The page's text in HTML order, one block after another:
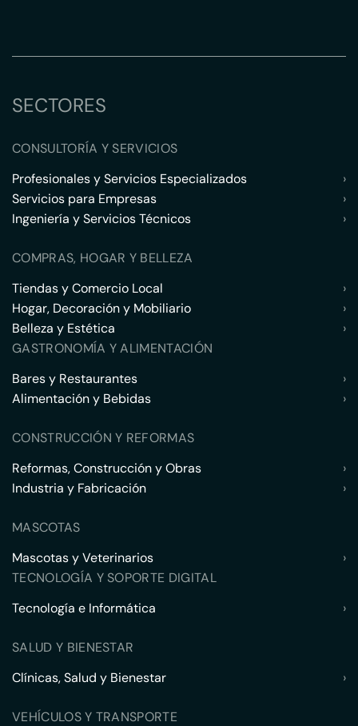
SECTORES
CONSULTORÍA Y SERVICIOS
Profesionales y Servicios Especializados
›
Servicios para Empresas
›
Ingeniería y Servicios Técnicos
›
COMPRAS, HOGAR Y BELLEZA
Tiendas y Comercio Local
›
Hogar, Decoración y Mobiliario
›
Belleza y Estética
›
GASTRONOMÍA Y ALIMENTACIÓN
Bares y Restaurantes
›
Alimentación y Bebidas
›
CONSTRUCCIÓN Y REFORMAS
Reformas, Construcción y Obras
›
Industria y Fabricación
›
MASCOTAS
Mascotas y Veterinarios
›
TECNOLOGÍA Y SOPORTE DIGITAL
Tecnología e Informática
›
SALUD Y BIENESTAR
Clínicas, Salud y Bienestar
›
VEHÍCULOS Y TRANSPORTE